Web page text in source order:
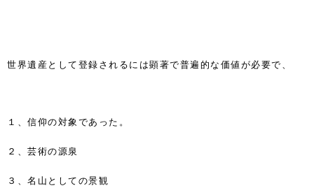
世界遺産として登録されるには顕著で普遍的な価値が必要で、
１、 信仰の対象であった。
２、 芸術の源泉
３、 名山としての景観